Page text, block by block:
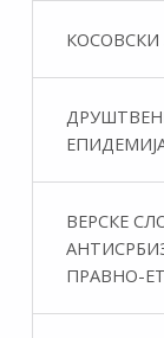
КОСОВСКИ
ВЕРСКЕ
ПРАВНО-